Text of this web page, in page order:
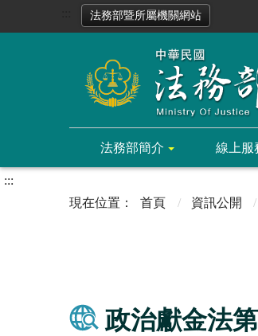
法務部暨所屬機關網站
法務部簡介 線上服
:::
首頁
資訊公開
政治獻金法